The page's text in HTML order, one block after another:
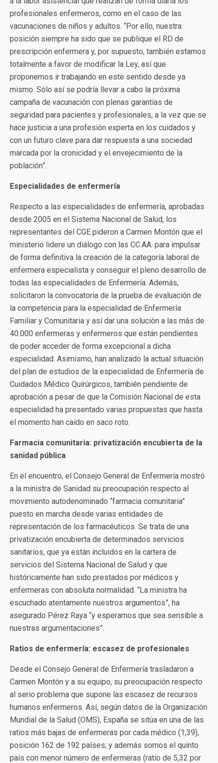
profesionales enfermeros, como en el caso de las
vacunaciones de niños y adultos. “Por ello, nuestra
posición siempre ha sido que se publique el RD de
prescripción enfermera y, por supuesto, también estamos
totalmente a favor de modificar la Ley, así que
proponemos ir trabajando en este sentido desde ya
mismo. Sólo así se podría llevar a cabo la próxima
campaña de vacunación con plenas garantías de
seguridad para pacientes y profesionales, a la vez que se
hace justicia a una profesión experta en los cuidados y
con un futuro clave para dar respuesta a una sociedad
marcada por la cronicidad y el envejecimiento de la
población”.
Especialidades de enfermería
Respecto a las especialidades de enfermería, aprobadas
desde 2005 en el Sistema Nacional de Salud, los
representantes del CGE pideron a Carmen Montón que el
ministerio lidere un diálogo con las CC.AA. para impulsar
de forma definitiva la creación de la categoría laboral de
enfermera especialista y conseguir el pleno desarrollo de
todas las especialidades de Enfermería. Además,
solicitaron la convocatoria de la prueba de evaluación de
la competencia para la especialidad de Enfermería
Familiar y Comunitaria y así dar una solución a las más de
40.000 enfermeras y enfermeros que están pendientes
de poder acceder de forma excepcional a dicha
especialidad. Asimismo, han analizado la actual situación
del plan de estudios de la especialidad de Enfermería de
Cuidados Médico Quirúrgicos, también pendiente de
aprobación a pesar de que la Comisión Nacional de esta
especialidad ha presentado varias propuestas que hasta
el momento han caído en saco roto.
Farmacia comunitaria: privatización encubierta de la
sanidad pública
En el encuentro, el Consejo General de Enfermería mostró
a la ministra de Sanidad su preocupación respecto al
movimiento autodenominado “farmacia comunitaria”
puesto en marcha desde varias entidades de
representación de los farmacéuticos. Se trata de una
privatización encubierta de determinados servicios
sanitarios, que ya están incluidos en la cartera de
servicios del Sistema Nacional de Salud y que
históricamente han sido prestados por médicos y
enfermeras con absoluta normalidad. “La ministra ha
escuchado atentamente nuestros argumentos”, ha
asegurado Pérez Raya “y esperamos que sea sensible a
nuestras argumentaciones”.
Ratios de enfermería: escasez de profesionales
Desde el Consejo General de Enfermería trasladaron a
Carmen Montón y a su equipo, su preocupación respecto
al serio problema que supone las escasez de recursos
humanos enfermeros. Así, según datos de la Organización
Mundial de la Salud (OMS), España se sitúa en una de las
ratios más bajas de enfermeras por cada médico (1,39),
posición 162 de 192 países; y además somos el quinto
país con menor número de enfermeras (ratio de 5,32 por